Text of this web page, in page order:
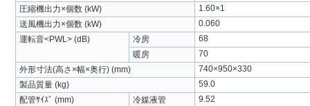
圧縮機出力×個数 (kW)
1.60×1
送風機出力×個数 (kW)
0.060
運転音<PWL> (dB)
冷房
68
暖房
70
外形寸法(高さ×幅×奥行) (mm)
740×950×330
製品質量 (kg)
59.0
配管ｻｲｽﾞ (mm)
冷媒液管
9.52